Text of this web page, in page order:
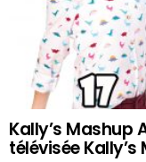
Kally’s Mashup
télévisée